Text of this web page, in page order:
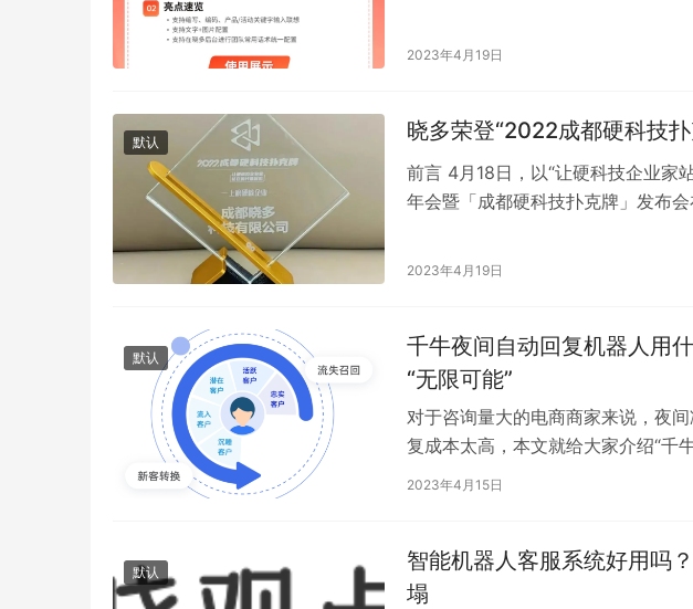
2023年4月19日
默认 晓多荣登“2022成都硬科技
前言 4月18日，以“让硬科技企业家
年会暨「成都硬科技扑克牌」发布
2023年4月19日
默认
千牛夜间自动回复机器人用
“无限可能”
对于咨询量大的电商商家来说，夜
复成本太高，本文就给大家介绍“千
千牛夜间自动回复机器人： 1. 自然
2023年4月15日
默认
智能机器人客服系统好用吗
塌